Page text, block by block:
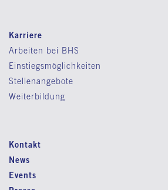
Karriere
Arbeiten bei BHS
Einstiegsmöglichkeiten
Stellenangebote
Weiterbildung
Kontakt
News
Events